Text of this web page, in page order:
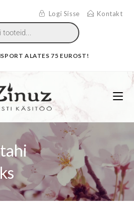
Logi Sisse Kontakt
ALATES 75 EUROST!